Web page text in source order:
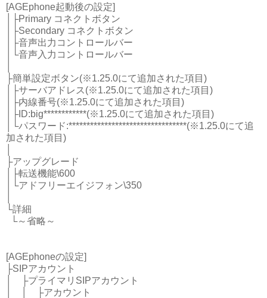
[AGEphone起動後の設定]
│├Primary コネクトボタン
│├Secondary コネクトボタン
│├音声出力コントロールバー
│└音声入力コントロールバー
├簡単設定ボタン(※1.25.0にて追加された項目)
│├サーバアドレス(※1.25.0にて追加された項目)
│├内線番号(※1.25.0にて追加された項目)
│├ID:big************(※1.25.0にて追加された項目)
│└パスワード:*********************************(※1.25.0にて追
加された項目)
├アップグレード
│├転送機能\600
│└アドフリーエイジフォン\350
└詳細
└～省略～
[AGEphoneの設定]
├SIPアカウント
│ ├プライマリSIPアカウント
│ │ ├アカウント